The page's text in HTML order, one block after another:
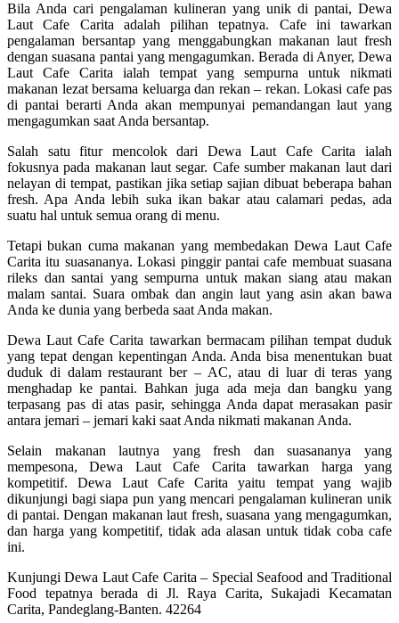
Bila Anda cari pengalaman kulineran yang unik di pantai, Dewa
Laut Cafe Carita adalah pilihan tepatnya. Cafe ini tawarkan
pengalaman bersantap yang menggabungkan makanan laut fresh
dengan suasana pantai yang mengagumkan. Berada di Anyer, Dewa
Laut Cafe Carita ialah tempat yang sempurna untuk nikmati
makanan lezat bersama keluarga dan rekan – rekan. Lokasi cafe pas
di pantai berarti Anda akan mempunyai pemandangan laut yang
mengagumkan saat Anda bersantap.
Salah satu fitur mencolok dari Dewa Laut Cafe Carita ialah
fokusnya pada makanan laut segar. Cafe sumber makanan laut dari
nelayan di tempat, pastikan jika setiap sajian dibuat beberapa bahan
fresh. Apa Anda lebih suka ikan bakar atau calamari pedas, ada
suatu hal untuk semua orang di menu.
Tetapi bukan cuma makanan yang membedakan Dewa Laut Cafe
Carita itu suasananya. Lokasi pinggir pantai cafe membuat suasana
rileks dan santai yang sempurna untuk makan siang atau makan
malam santai. Suara ombak dan angin laut yang asin akan bawa
Anda ke dunia yang berbeda saat Anda makan.
Dewa Laut Cafe Carita tawarkan bermacam pilihan tempat duduk
yang tepat dengan kepentingan Anda. Anda bisa menentukan buat
duduk di dalam restaurant ber – AC, atau di luar di teras yang
menghadap ke pantai. Bahkan juga ada meja dan bangku yang
terpasang pas di atas pasir, sehingga Anda dapat merasakan pasir
antara jemari – jemari kaki saat Anda nikmati makanan Anda.
Selain makanan lautnya yang fresh dan suasananya yang
mempesona, Dewa Laut Cafe Carita tawarkan harga yang
kompetitif. Dewa Laut Cafe Carita yaitu tempat yang wajib
dikunjungi bagi siapa pun yang mencari pengalaman kulineran unik
di pantai. Dengan makanan laut fresh, suasana yang mengagumkan,
dan harga yang kompetitif, tidak ada alasan untuk tidak coba cafe
ini.
Kunjungi Dewa Laut Cafe Carita – Special Seafood and Traditional
Food tepatnya berada di Jl. Raya Carita, Sukajadi Kecamatan
Carita, Pandeglang-Banten. 42264